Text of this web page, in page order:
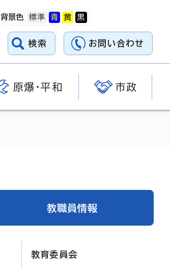
背景色
検索 お問い合わせ
原爆・平和 市政
教職員情報
教育委員会